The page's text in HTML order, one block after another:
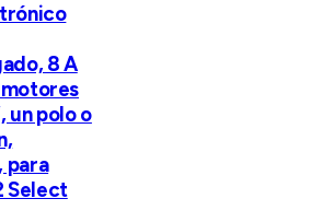
8 A
un polo o
para
Select